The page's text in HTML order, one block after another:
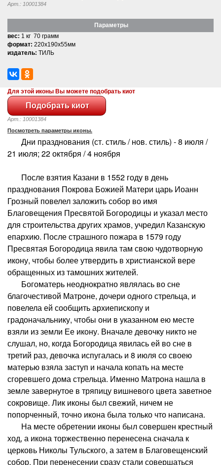
Арт.: 10001384
Параметры
вес: 1 кг 70 грамм
формат: 220x190x55мм
издатель: ТИЛЬ
Для этой иконы Вы можете подобрать киот
Арт.: 10001384
Посмотреть параметры иконы.
Дни празднования (ст. стиль / нов. стиль) - 8 июля /
21 июля; 22 октября / 4 ноября
После взятия Казани в 1552 году в день
празднования Покрова Божией Матери царь Иоанн
Грозный повелел заложить собор во имя
Благовещения Пресвятой Богородицы и указал место
для строительства других храмов, учредил Казанскую
епархию. После страшного пожара в 1579 году
Пресвятая Богородица явила там свою чудотворную
икону, чтобы более утвердить в христианской вере
обращенных из тамошних жителей.
Богоматерь неоднократно являлась во сне
благочестивой Матроне, дочери одного стрельца, и
повелела ей сообщить архиепископу и
градоначальнику, чтобы они в указанном ею месте
взяли из земли Ее икону. Вначале девочку никто не
слушал, но, когда Богородица явилась ей во сне в
третий раз, девочка испугалась и 8 июля со своею
матерью взяла заступ и начала копать на месте
сгоревшего дома стрельца. Именно Матрона нашла в
земле завернутое в тряпицу вишневого цвета заветное
сокровище. Лик иконы был свежий, ничем не
попорченный, точно икона была только что написана.
На месте обретении иконы был совершен крестный
ход, а икона торжественно перенесена сначала к
церковь Николы Тульского, а затем в Благовещенский
собор. При перенесении сразу стали совершаться